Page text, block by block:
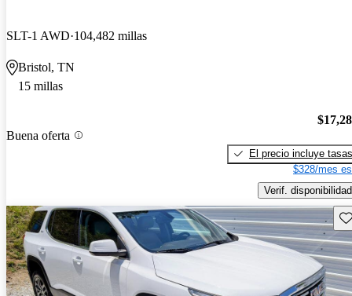
SLT-1 AWD 104,482 millas
Bristol, TN
15 millas
Buena oferta
El precio incluye tasas
$328/mes
Verif. disponibilidad